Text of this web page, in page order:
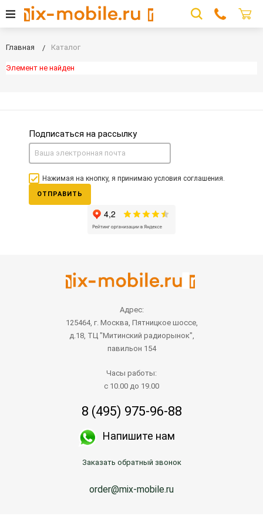
Главная Каталог
Элемент не найден
Подписаться на рассылку
Нажимая на кнопку, я принимаю условия соглашения.
ОТПРАВИТЬ
Адрес:
125464, г. Москва, Пятницкое шоссе,
д.18, ТЦ "Митинский радиорынок",
павильон 154
Часы работы:
с 10.00 до 19.00
8 (495) 975-96-88
Напишите нам
Заказать обратный звонок
order@mix-mobile.ru